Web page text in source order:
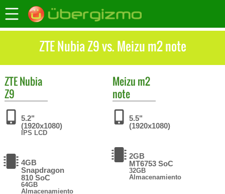
ZTE Nubia Z9 vs. Meizu m2 note
ZTENubia
Z9
5.2"
(1920x1080)
IPS LCD
4GB
Snapdragon
810 SoC
64GB
Almacenamiento
Meizu m2
note
5.5"
(1920x1080)
2GB
MT6753 SoC
32GB
Almacenamiento